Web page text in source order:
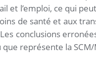
et l’emploi, ce qui
de santé et aux
conclusions
représente la SCM/